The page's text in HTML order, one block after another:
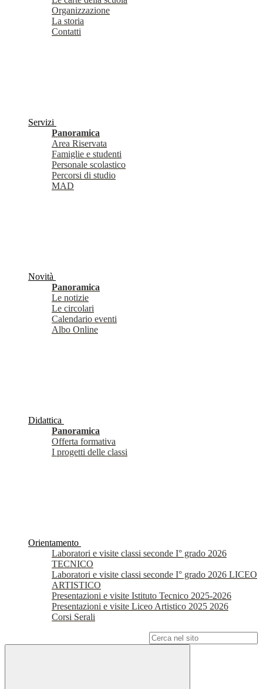
Organizzazione
La storia
Contatti
Servizi
Panoramica
Area Riservata
Famiglie e studenti
Personale scolastico
Percorsi di studio
MAD
Novità
Panoramica
Le notizie
Le circolari
Calendario eventi
Albo Online
Didattica
Panoramica
Offerta formativa
I progetti delle classi
Orientamento
Laboratori e visite classi seconde I° grado 2026
TECNICO
Laboratori e visite classi seconde I° grado 2026 LICEO
ARTISTICO
Presentazioni e visite Istituto Tecnico 2025-2026
Presentazioni e visite Liceo Artistico 2025 2026
Corsi Serali